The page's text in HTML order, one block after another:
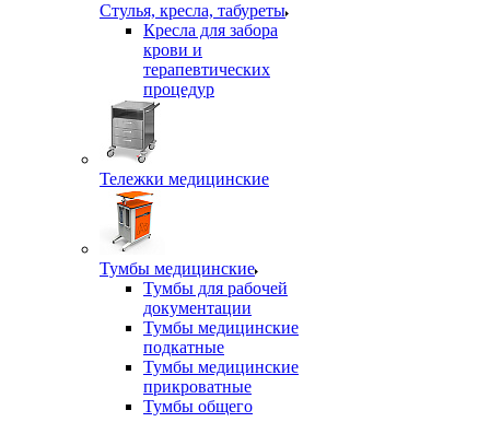
Стулья, кресла, табуреты
Кресла для забора
крови и
терапевтических
процедур
Тележки медицинские
Тумбы медицинские
Тумбы для рабочей
документации
Тумбы медицинские
подкатные
Тумбы медицинские
прикроватные
Тумбы общего